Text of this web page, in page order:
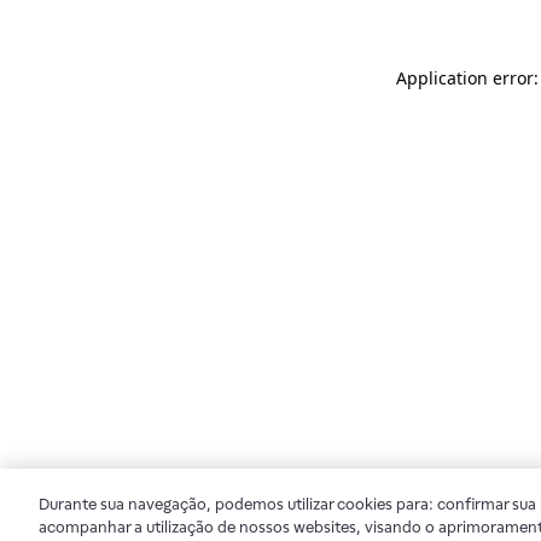
Application
Durante sua navegação, podemos utilizar cookies para: confirmar
acompanhar a utilização de nossos websites, visando o